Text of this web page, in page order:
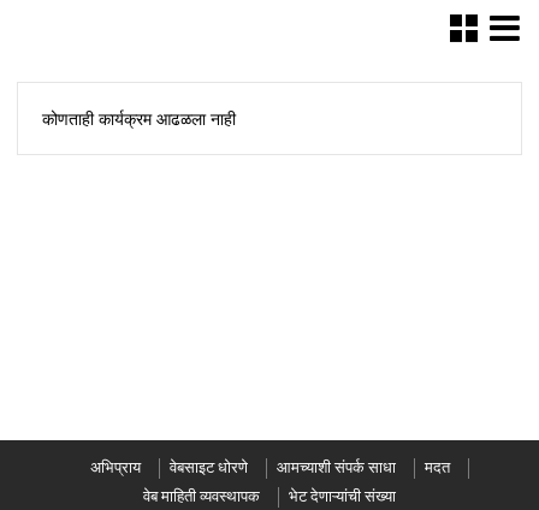
कोणताही कार्यक्रम आढळला नाही
अभिप्राय वेबसाइट धोरणे आमच्याशी संपर्क साधा
मदत
वेब माहिती व्यवस्थापक
भेट देणाऱ्यांची संख्या